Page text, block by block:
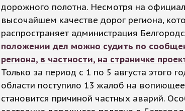
дорожного полотна. Несмотря на
высочайшем качестве дорог региона,
распространяет администрация
положении дел можно судить по
региона, в частности, на страничке
Только за период с 1 по 5 августа этого
области поступило 13 жалоб на
становится причиной частных аварий.